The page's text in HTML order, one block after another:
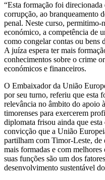
“Esta formação foi direcionada
corrupção, ao branqueamento
penal. Neste curso, permitimo-
económico, a competência de
como congelar contas ou bens
A juíza espera ter mais
conhecimentos sobre o crime
económicos e financeiros.
O Embaixador da União
por seu turno, referiu que esta
relevância no âmbito do apoio
timorenses para exercerem
diplomata frisou ainda que esta
convicção que a União
partilham com Timor-Leste, de
mais formadas e com
suas funções são um dos
desenvolvimento sustentável